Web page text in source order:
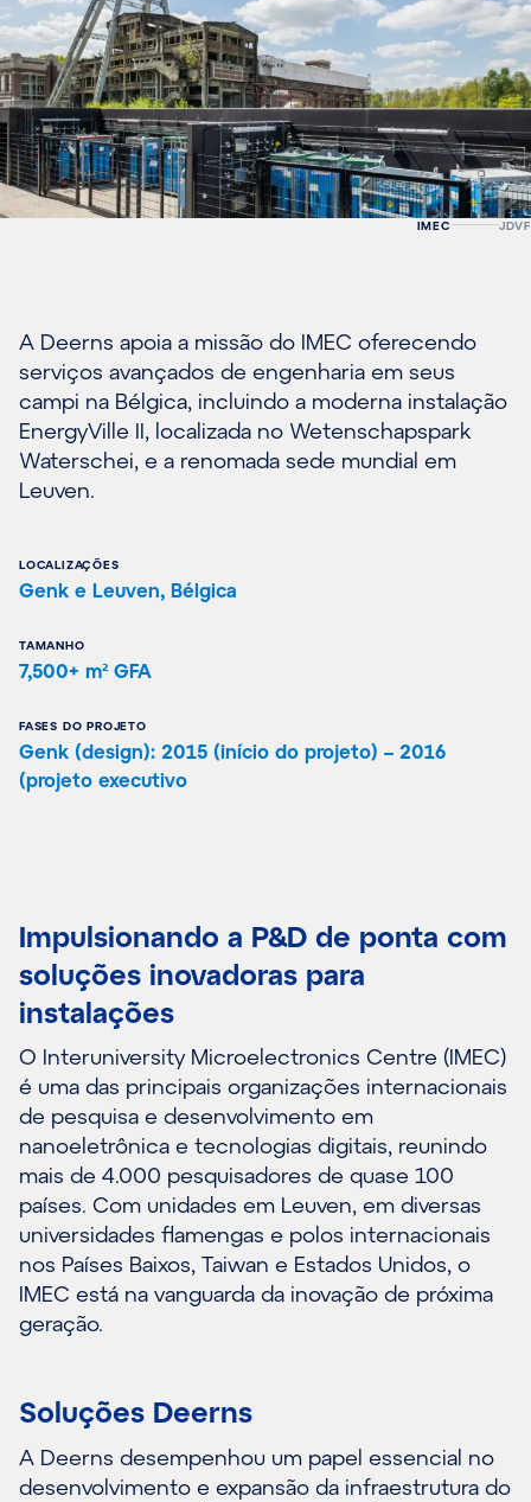
IMEC JDVF
A Deerns apoia a missão do IMEC oferecendo
serviços avançados de engenharia em seus
campi na Bélgica, incluindo a moderna instalação
EnergyVille II, localizada no Wetenschapspark
Waterschei, e a renomada sede mundial em
Leuven.
LOCALIZAÇÕES
Genk e Leuven, Bélgica
TAMANHO
7,500+ m² GFA
FASES DO PROJETO
Genk (design): 2015 (início do projeto) – 2016
(projeto executivo
Impulsionando a P&D de ponta com
soluções inovadoras para
instalações
O Interuniversity Microelectronics Centre (IMEC)
é uma das principais organizações internacionais
de pesquisa e desenvolvimento em
nanoeletrônica e tecnologias digitais, reunindo
mais de 4.000 pesquisadores de quase 100
países. Com unidades em Leuven, em diversas
universidades flamengas e polos internacionais
nos Países Baixos, Taiwan e Estados Unidos, o
IMEC está na vanguarda da inovação de próxima
geração.
Soluções Deerns
A Deerns desempenhou um papel essencial no
desenvolvimento e expansão da infraestrutura do